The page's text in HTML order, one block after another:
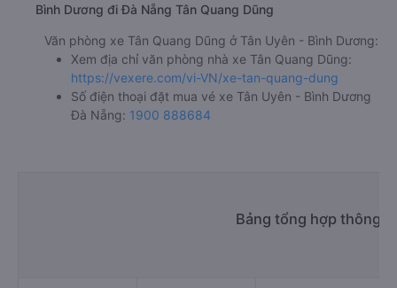
Bình Dương đi Đà Nẵng Tân Quang Dũng
Văn phòng xe Tân Quang Dũng ở Tân Uyên - Bình Dương:
Xem địa chỉ văn phòng nhà xe Tân Quang Dũng:
https://vexere.com/vi-VN/xe-tan-quang-dung
Số điện thoại đặt mua vé xe Tân Uyên - Bình Dương
Đà Nẵng: 1900 888684
Bảng tổng hợp thông